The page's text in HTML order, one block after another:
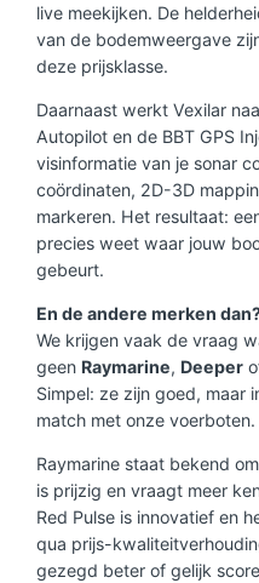
live meekijken. De
van de bodemweergave
deze prijsklasse.
Daarnaast werkt Vexilar
Autopilot en de BBT GPS
visinformatie van je sonar
coördinaten, 2D-3D
markeren. Het resultaat:
precies weet waar jouw
gebeurt.
En de andere merken
We krijgen vaak de vraag
geen Raymarine, Deeper
Simpel: ze zijn goed, maar
match met onze voerboten.
Raymarine staat bekend
is prijzig en vraagt meer
Red Pulse is innovatief en
qua prijs-
gezegd beter of gelijk